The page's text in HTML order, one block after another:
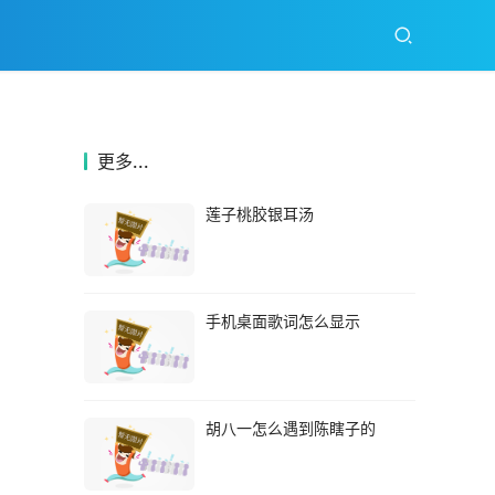
更多...
莲子桃胶银耳汤
手机桌面歌词怎么显示
胡八一怎么遇到陈瞎子的